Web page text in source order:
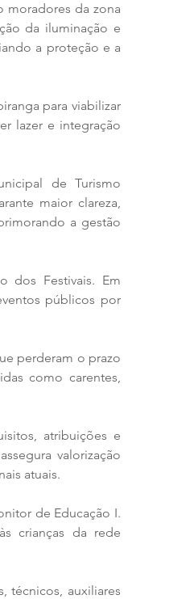
moradores da zona
da iluminação e
a proteção e a
para viabilizar
lazer e integração
de Turismo
maior clareza,
a gestão
dos Festivais. Em
públicos por
perderam o prazo
como carentes,
atribuições e
valorização
atuais.
de Educação I.
crianças da rede
técnicos, auxiliares